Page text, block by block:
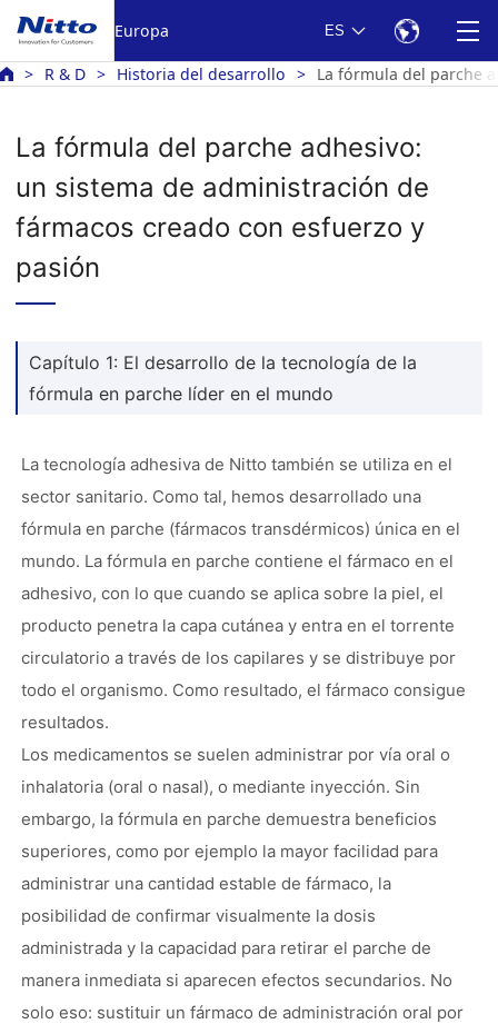
Europa ES
R & D Historia del desarrollo La fórmula del parche
La fórmula del parche adhesivo:
un sistema de administración de
fármacos creado con esfuerzo y
pasión
Capítulo 1: El desarrollo de la tecnología de la
fórmula en parche líder en el mundo
La tecnología adhesiva de Nitto también se utiliza en el
sector sanitario. Como tal, hemos desarrollado una
fórmula en parche (fármacos transdérmicos) única en el
mundo. La fórmula en parche contiene el fármaco en el
adhesivo, con lo que cuando se aplica sobre la piel, el
producto penetra la capa cutánea y entra en el torrente
circulatorio a través de los capilares y se distribuye por
todo el organismo. Como resultado, el fármaco consigue
resultados.
Los medicamentos se suelen administrar por vía oral o
inhalatoria (oral o nasal), o mediante inyección. Sin
embargo, la fórmula en parche demuestra beneficios
superiores, como por ejemplo la mayor facilidad para
administrar una cantidad estable de fármaco, la
posibilidad de confirmar visualmente la dosis
administrada y la capacidad para retirar el parche de
manera inmediata si aparecen efectos secundarios. No
solo eso: sustituir un fármaco de administración oral por